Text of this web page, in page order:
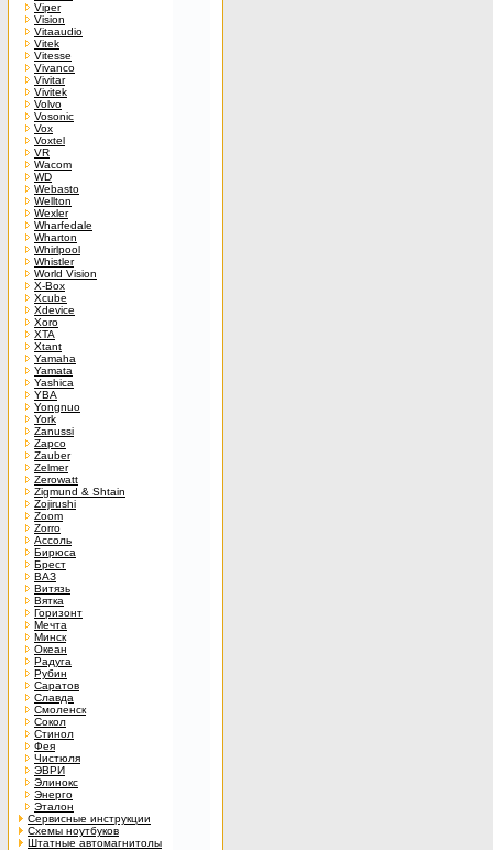
Viper
Vision
Vitaaudio
Vitek
Vitesse
Vivanco
Vivitar
Vivitek
Volvo
Vosonic
Vox
Voxtel
VR
Wacom
WD
Webasto
Wellton
Wexler
Wharfedale
Wharton
Whirlpool
Whistler
World Vision
X-Box
Xcube
Xdevice
Xoro
XTA
Xtant
Yamaha
Yamata
Yashica
YBA
Yongnuo
York
Zanussi
Zapco
Zauber
Zelmer
Zerowatt
Zigmund & Shtain
Zojirushi
Zoom
Zorro
Ассоль
Бирюса
Брест
ВАЗ
Витязь
Вятка
Горизонт
Мечта
Минск
Океан
Радуга
Рубин
Саратов
Славда
Смоленск
Сокол
Стинол
Фея
Чистюля
ЭВРИ
Элинокс
Энерго
Эталон
Сервисные инструкции
Схемы ноутбуков
Штатные автомагнитолы